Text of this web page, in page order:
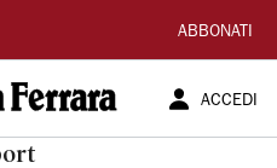
ABBONATI
ACCEDI